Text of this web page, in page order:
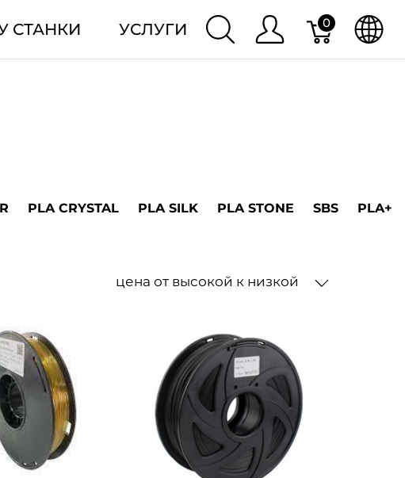
СТАНКИ УСЛУГИ 0
PLA CRYSTAL PLA SILK PLA STONE SBS PLA+
цена от высокой к низкой